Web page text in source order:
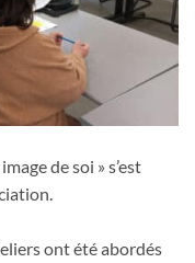
de soi » s’est
ont été abordés